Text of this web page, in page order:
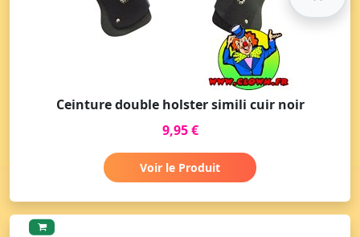
Ceinture double holster simili cuir noir
9,95 €
Voir le Produit